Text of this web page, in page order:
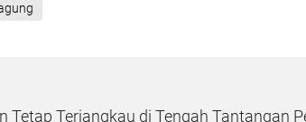
Tetap Terjangkau di Tengah Tantangan